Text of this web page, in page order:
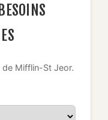
Mifflin-St Jeor.